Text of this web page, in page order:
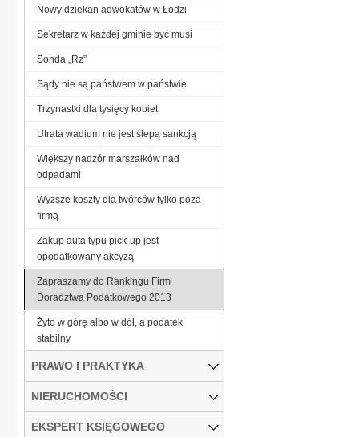
Nowy dziekan adwokatów w Łodzi
Sekretarz w każdej gminie być musi
Sonda „Rz”
Sądy nie są państwem w państwie
Trzynastki dla tysięcy kobiet
Utrata wadium nie jest ślepą sankcją
Większy nadzór marszałków nad
odpadami
Wyższe koszty dla twórców tylko poza
firmą
Zakup auta typu pick-up jest
opodatkowany akcyzą
Zapraszamy do Rankingu Firm
Doradztwa Podatkowego 2013
Żyto w górę albo w dół, a podatek
stabilny
PRAWO I PRAKTYKA
NIERUCHOMOŚCI
EKSPERT KSIĘGOWEGO